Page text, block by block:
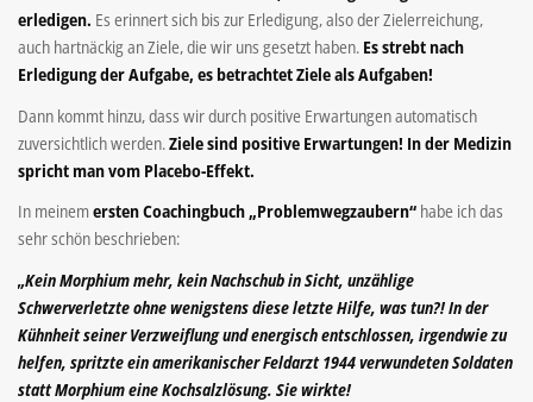
erledigen. Es erinnert sich bis zur Erledigung, also der Zielerreichung,
auch hartnäckig an Ziele, die wir uns gesetzt haben. Es strebt nach
Erledigung der Aufgabe, es betrachtet Ziele als Aufgaben!
Dann kommt hinzu, dass wir durch positive Erwartungen automatisch
zuversichtlich werden.Ziele sind positive Erwartungen! In der Medizin
spricht man vom Placebo-Effekt.
In meinemersten Coachingbuch „Problemwegzaubern“ habe ich das
sehr schön beschrieben:
„Kein Morphium mehr, kein Nachschub in Sicht, unzählige
Schwerverletzte ohne wenigstens diese letzte Hilfe, was tun?! In der
Kühnheit seiner Verzweiflung und energisch entschlossen, irgendwie zu
helfen, spritzte ein amerikanischer Feldarzt 1944 verwundeten Soldaten
statt Morphium eine Kochsalzlösung. Sie wirkte!